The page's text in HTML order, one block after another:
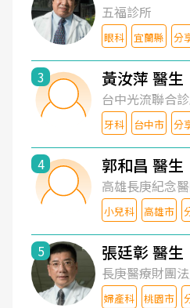
五福診所
眼科 宜蘭縣 分
3 黃汝萍 醫生
台中光流聯合
牙科 台中市 分
4 郭和昌 醫生
高雄長庚紀念
小兒科 高雄市
5 張廷彰 醫生
長庚醫療財團
婦產科 桃園市